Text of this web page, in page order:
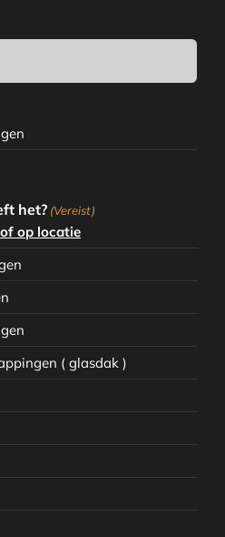
het? (Vereist)
op locatie
( glasdak )